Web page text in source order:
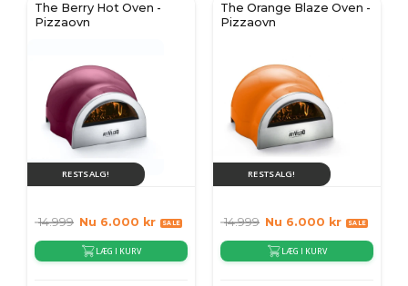
The Berry Hot Oven -
Pizzaovn
RESTSALG!
14.999 Nu 6.000 kr
LÆG I KURV
The Orange Blaze Oven -
Pizzaovn
RESTSALG!
14.999 Nu 6.000 kr
LÆG I KURV